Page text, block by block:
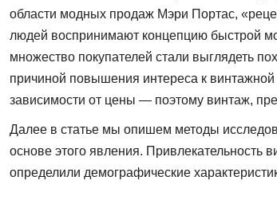
области модных продаж Мэри Портас,
людей воспринимают концепцию быстрой
множество покупателей стали выглядеть
причиной повышения интереса к
зависимости от цены — поэтому винтаж,
Далее в статье мы опишем методы
основе этого явления. Привле­кательность
определили демографические